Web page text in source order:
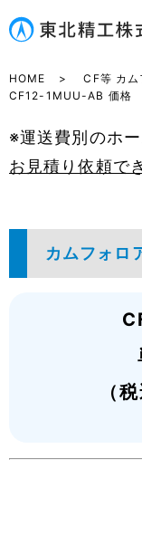
HOME CF等 カム
CF12-1MUU-AB 価格
※運送費別のホ
お見積り依頼で
カムフォロ
（